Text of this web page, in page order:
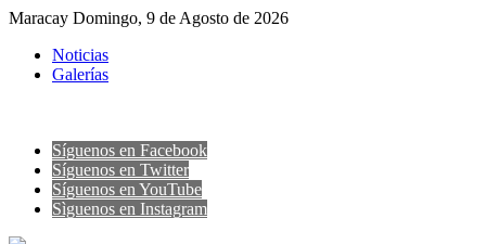
Maracay Domingo, 9 de Agosto de 2026
Noticias
Galerías
Síguenos en Facebook
Síguenos en Twitter
Síguenos en YouTube
Sìguenos en Instagram